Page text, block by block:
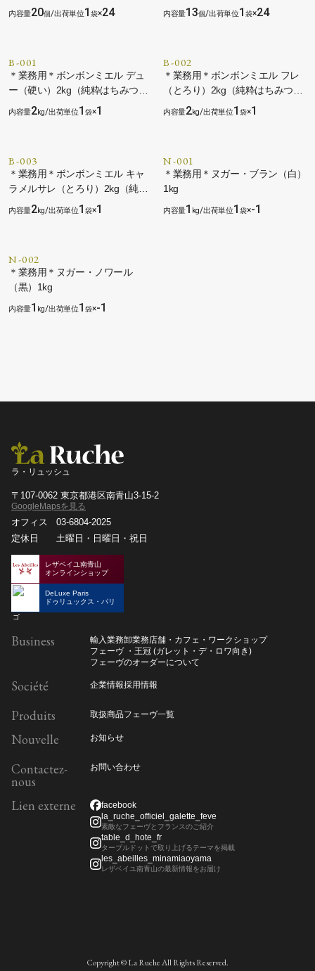
20 / 1 ×24
（白２黒２））※季節限定商品
13 / 1 ×24
B-001
＊業務用＊ボンボンミエル デュ
ー（硬い）2kg（純粋はちみつキ
ャンディー）
2 / 1 ×1
B-002
＊業務用＊ボンボンミエル フレ
（とろり）2kg（純粋はちみつキ
ャンディー）
2 / 1 ×1
B-003
＊業務用＊ボンボンミエル キャ
ラメルサレ（とろり）2kg（純粋
はちみつキャンディー）
2 / 1 ×1
N-001
＊業務用＊ヌガー・ブラン（白）
1kg
1 / 1 ×-1
N-002
＊業務用＊ヌガー・ノワール
（黒）1kg
1 / 1 ×-1
ラ・リュッシュ
〒107-0062 東京都港区南青山3-15-2
GoogleMapsを見る
オフィス
03-6804-2025
定休日
土曜日・日曜日・祝日
レザベイユ南青山
オンラインショップ
DeLuxe Paris
ドゥリュックス・パリ
Business 輸入業務卸業務店舗・カフェ・ワークショップ
フェーヴ ・王冠 (ガレット・デ・ロワ向き)
フェーヴのオーダーについて
Société 企業情報採用情報
Produits 取扱商品フェーヴ一覧
Nouvelle お知らせ
Contactez-
nous
お問い合わせ
Lien externe
facebook
la_ruche_officiel_galette_feve
素敵なフェーヴとフランスのご紹介
table_d_hote_fr
ターブルドットで取り上げるテーマを掲載
les_abeilles_minamiaoyama
レザベイユ南青山の最新情報をお届け
Copyright © La Ruche All Rights Reserved.